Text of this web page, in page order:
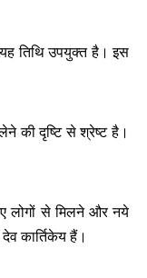
तिथि उपयुक्त है। इस
की दृष्टि से श्रेष्ट है।
लोगों से मिलने और नये
कार्तिकेय हैं।